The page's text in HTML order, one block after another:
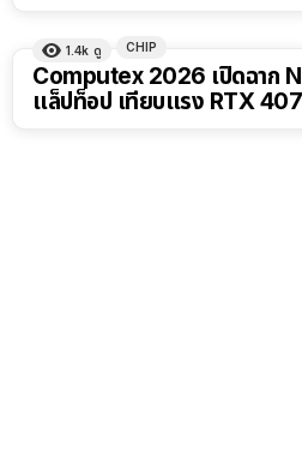
1.4k ดู CHIP
Computex 2026 เปิดฉาก
แล็ปท็อป เทียบแรง RTX